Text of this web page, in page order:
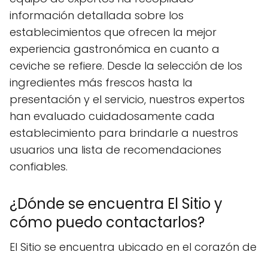
información detallada sobre los
establecimientos que ofrecen la mejor
experiencia gastronómica en cuanto a
ceviche se refiere. Desde la selección de los
ingredientes más frescos hasta la
presentación y el servicio, nuestros expertos
han evaluado cuidadosamente cada
establecimiento para brindarle a nuestros
usuarios una lista de recomendaciones
confiables.
¿Dónde se encuentra El Sitio y
cómo puedo contactarlos?
El Sitio se encuentra ubicado en el corazón de